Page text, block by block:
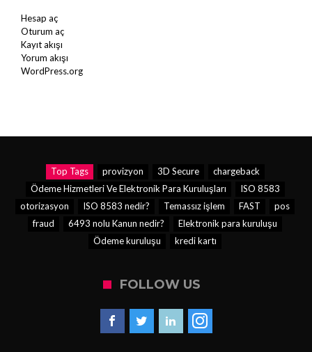
Hesap aç
Oturum aç
Kayıt akışı
Yorum akışı
WordPress.org
Top Tags provizyon 3D Secure
chargeback
Ödeme Hizmetleri Ve Elektronik Para Kuruluşları
ISO 8583
otorizasyon
ISO 8583 nedir? Temassız işlem FAST
pos
fraud
6493 nolu Kanun nedir?
Elektronik para kuruluşu
Ödeme kuruluşu
kredi kartı
FOLLOW US